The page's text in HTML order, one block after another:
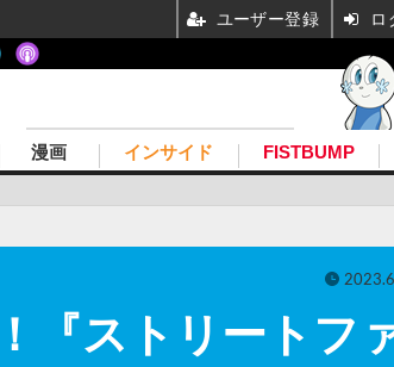
漫画 インサイド FISTBUMP
『ストリートフ
ユーザー登録 ロ